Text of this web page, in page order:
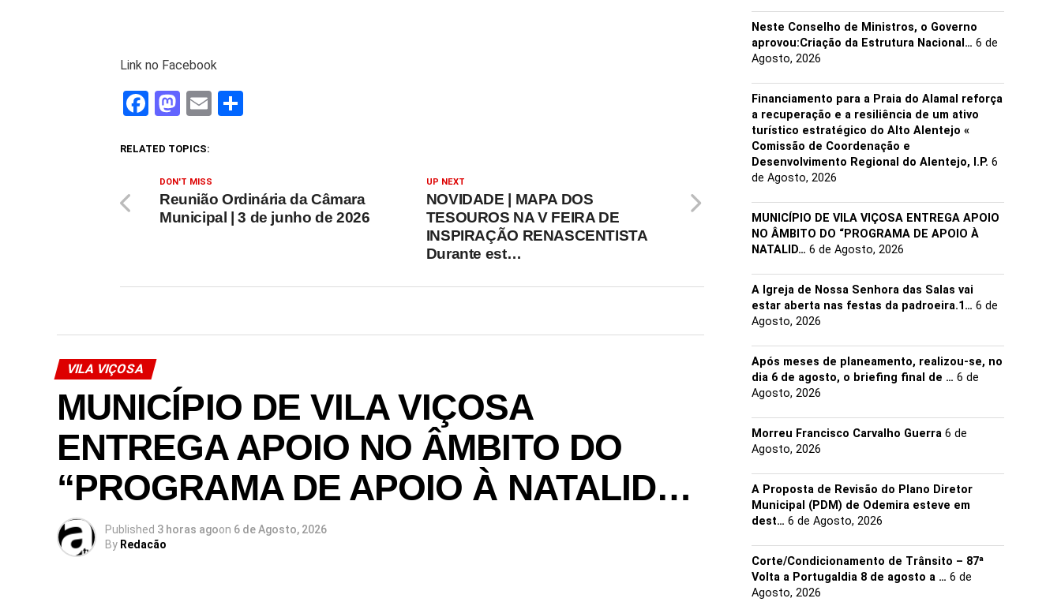
Link no Facebook
Facebook
Mastodon
Email
RELATED TOPICS:
UP NEXT
NOVIDADE | MAPA DOS
TESOUROS NA V FEIRA DE
INSPIRAÇÃO RENASCENTISTA
Durante est…
DON'T MISS
Reunião Ordinária da Câmara
Municipal | 3 de junho de 2026
VILA VIÇOSA
MUNICÍPIO DE VILA VIÇOSA
ENTREGA APOIO NO ÂMBITO DO
“PROGRAMA DE APOIO À NATALID…
Published 3 horas agoon 6 de Agosto, 2026
By Redacão
Neste Conselho de Ministros, o Governo
aprovou:Criação da Estrutura Nacional… 6 de
Agosto, 2026
Financiamento para a Praia do Alamal reforça
a recuperação e a resiliência de um ativo
turístico estratégico do Alto Alentejo «
Comissão de Coordenação e
Desenvolvimento Regional do Alentejo, I.P. 6
de Agosto, 2026
MUNICÍPIO DE VILA VIÇOSA ENTREGA APOIO
NO ÂMBITO DO “PROGRAMA DE APOIO À
NATALID… 6 de Agosto, 2026
A Igreja de Nossa Senhora das Salas vai
estar aberta nas festas da padroeira.1… 6 de
Agosto, 2026
Após meses de planeamento, realizou-se, no
dia 6 de agosto, o briefing final de … 6 de
Agosto, 2026
Morreu Francisco Carvalho Guerra 6 de
Agosto, 2026
A Proposta de Revisão do Plano Diretor
Municipal (PDM) de Odemira esteve em
dest… 6 de Agosto, 2026
Corte/Condicionamento de Trânsito – 87ª
Volta a Portugaldia 8 de agosto a … 6 de
Agosto, 2026